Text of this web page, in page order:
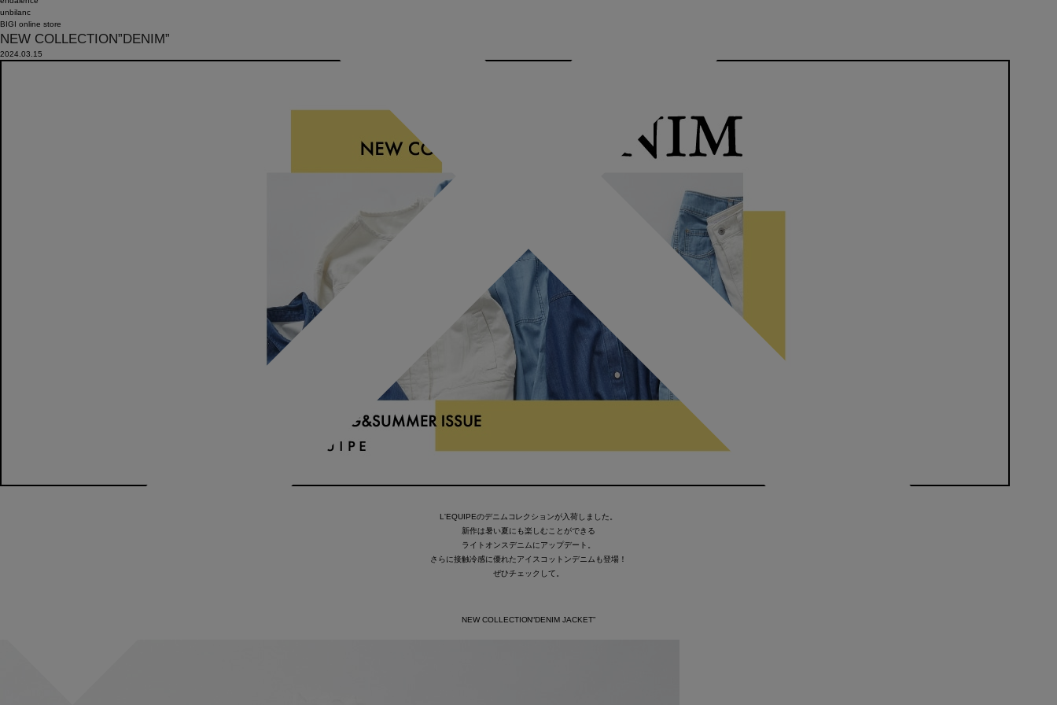
unbilanc
BIGI online store
NEW COLLECTION”DENIM”
2024.03.15
L'EQUIPEのデニムコレクションが入荷しました。
新作は暑い夏にも楽しむことができる
ライトオンスデニムにアップデート。
さらに接触冷感に優れたアイスコットンデニムも登場！
ぜひチェックして。
NEW COLLECTION“DENIM JACKET”